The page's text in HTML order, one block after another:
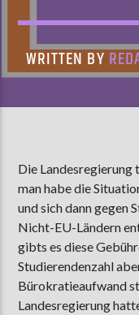
AKTUELLE SENDUNG
MOEBIUS
00:00
WRITTEN BY
Die
man habe die
und sich dann gegen
Nicht-EU-Ländern
gibts es diese
Studierendenzahl
Bürokratieaufwand
Landesregierung